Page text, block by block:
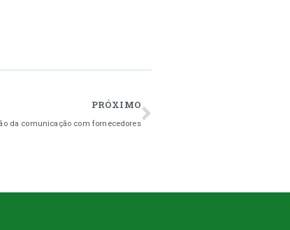
PRÓXIMO
da comunicação com fornecedores